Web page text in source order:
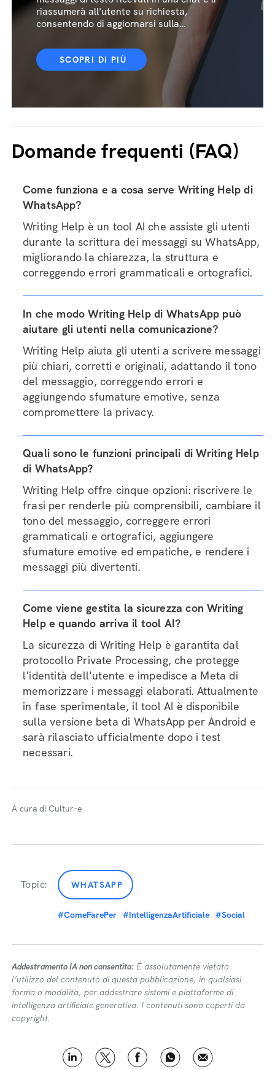
riassumerà all'utente su richiesta,
consentendo di aggiornarsi sulla
SCOPRI DI PIÙ
Domande frequenti (FAQ)
Come funziona e a cosa serve Writing Help di
WhatsApp?
Writing Help è un tool AI che assiste gli utenti
durante la scrittura dei messaggi su WhatsApp,
migliorando la chiarezza, la struttura e
correggendo errori grammaticali e ortografici.
In che modo Writing Help di WhatsApp può
aiutare gli utenti nella comunicazione?
Writing Help aiuta gli utenti a scrivere messaggi
più chiari, corretti e originali, adattando il tono
del messaggio, correggendo errori e
aggiungendo sfumature emotive, senza
compromettere la privacy.
Quali sono le funzioni principali di Writing Help
di WhatsApp?
Writing Help offre cinque opzioni: riscrivere le
frasi per renderle più comprensibili, cambiare il
tono del messaggio, correggere errori
grammaticali e ortografici, aggiungere
sfumature emotive ed empatiche, e rendere i
messaggi più divertenti.
Come viene gestita la sicurezza con Writing
Help e quando arriva il tool AI?
La sicurezza di Writing Help è garantita dal
protocollo Private Processing, che protegge
l'identità dell'utente e impedisce a Meta di
memorizzare i messaggi elaborati. Attualmente
in fase sperimentale, il tool AI è disponibile
sulla versione beta di WhatsApp per Android e
sarà rilasciato ufficialmente dopo i test
necessari.
A cura di Cultur-e
Topic: WHATSAPP
#ComeFarePer #IntelligenzaArtificiale #Social
Addestramento IA non consentito: É assolutamente vietato
l’utilizzo del contenuto di questa pubblicazione, in qualsiasi
forma o modalità, per addestrare sistemi e piattaforme di
intelligenza artificiale generativa. I contenuti sono coperti da
copyright.